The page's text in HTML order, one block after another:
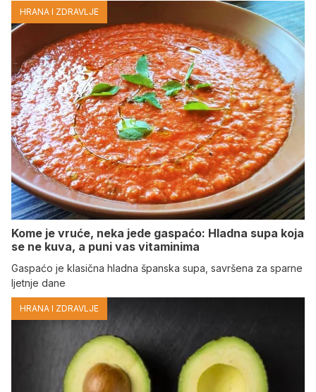
HRANA I ZDRAVLJE
Kome je vruće, neka jede gaspaćo: Hladna supa koja
se ne kuva, a puni vas vitaminima
Gaspaćo je klasična hladna španska supa, savršena za sparne
ljetnje dane
HRANA I ZDRAVLJE